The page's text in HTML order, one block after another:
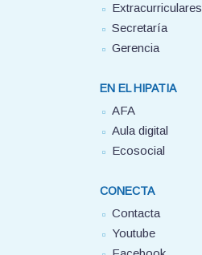
Extracurriculares
Secretaría
Gerencia
EN EL HIPATIA
AFA
Aula digital
Ecosocial
CONECTA
Contacta
Youtube